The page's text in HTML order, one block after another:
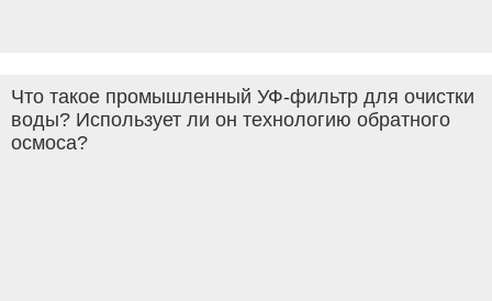
Что такое промышленный УФ-фильтр для очистки
воды? Использует ли он технологию обратного
осмоса?